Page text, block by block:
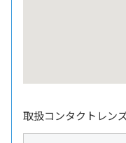
取扱コンタクトレン